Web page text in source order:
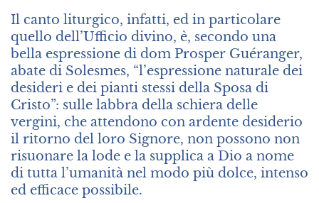
Il canto liturgico, infatti, ed in particolare
quello dell’Ufficio divino, è, secondo una
bella espressione di dom Prosper Guéranger,
abate di Solesmes, “l’espressione naturale dei
desideri e dei pianti stessi della Sposa di
Cristo”: sulle labbra della schiera delle
vergini, che attendono con ardente desiderio
il ritorno del loro Signore, non possono non
risuonare la lode e la supplica a Dio a nome
di tutta l’umanità nel modo più dolce, intenso
ed efficace possibile.